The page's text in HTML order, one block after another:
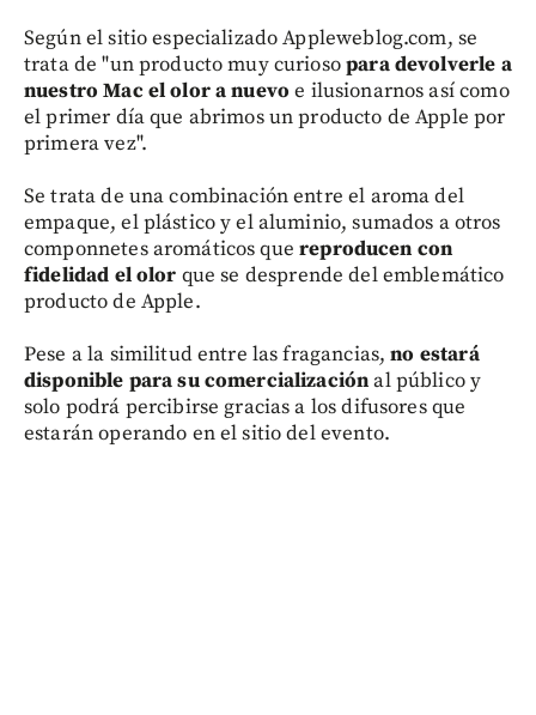
Según el sitio especializado Appleweblog.com, se
trata de "un producto muy curiosopara devolverle a
nuestro Mac el olor a nuevo e ilusionarnos así como
el primer día que abrimos un producto de Apple por
primera vez".
Se trata de una combinación entre el aroma del
empaque, el plástico y el aluminio, sumados a otros
componnetes aromáticos quereproducen con
fidelidad el olor que se desprende del emblemático
producto de Apple.
Pese a la similitud entre las fragancias,no estará
disponible para su comercializaciónal público y
solo podrá percibirse gracias a los difusores que
estarán operando en el sitio del evento.